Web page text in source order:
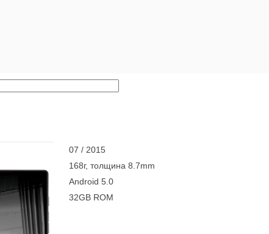
07 / 2015
168г, толщина 8.7mm
Android 5.0
32GB ROM